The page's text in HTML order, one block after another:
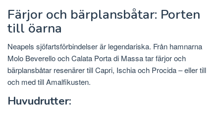
Färjor och bärplansbåtar: Porten
till öarna
Neapels sjöfartsförbindelser är legendariska. Från hamnarna
Molo Beverello och Calata Porta di Massa tar färjor och
bärplansbåtar resenärer till Capri, Ischia och Procida – eller till
och med till Amalfikusten.
Huvudrutter: